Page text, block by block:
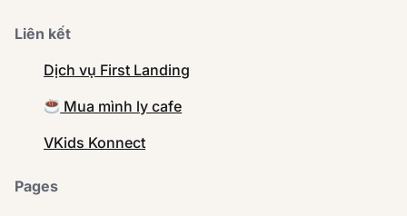
Liên kết
Dịch vụ First Landing
Mua mình ly cafe
VKids Konnect
Pages